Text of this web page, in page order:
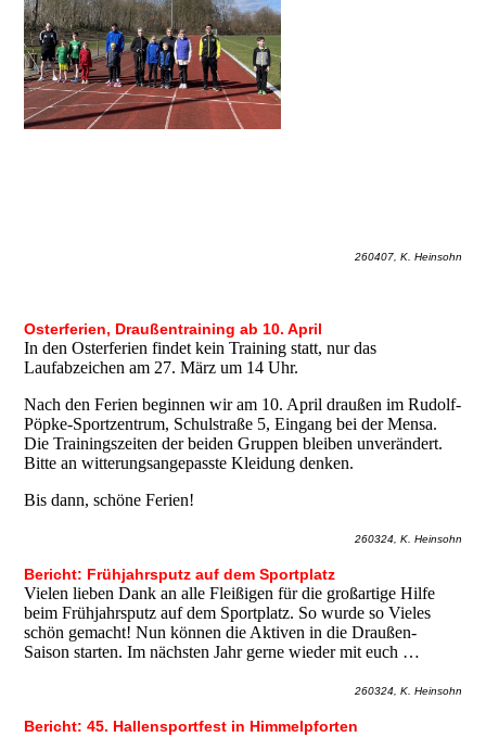
260407, K. Heinsohn
Osterferien, Draußentraining ab 10. April
In den Osterferien findet kein Training statt, nur das
Laufabzeichen am 27. März um 14 Uhr.
Nach den Ferien beginnen wir am 10. April draußen im Rudolf-
Pöpke-Sportzentrum, Schulstraße 5, Eingang bei der Mensa.
Die Trainingszeiten der beiden Gruppen bleiben unverändert.
Bitte an witterungsangepasste Kleidung denken.
Bis dann, schöne Ferien!
260324, K. Heinsohn
Bericht: Frühjahrsputz auf dem Sportplatz
Vielen lieben Dank an alle Fleißigen für die großartige Hilfe
beim Frühjahrsputz auf dem Sportplatz. So wurde so Vieles
schön gemacht! Nun können die Aktiven in die Draußen-
Saison starten. Im nächsten Jahr gerne wieder mit euch …
260324, K. Heinsohn
Bericht: 45. Hallensportfest in Himmelpforten